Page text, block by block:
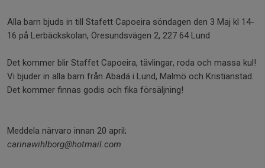
Alla barn bjuds in till Stafett Capoeira söndagen den 3 Maj kl 14-
16 på Lerbäckskolan, Öresundsvägen 2, 227 64 Lund
Det kommer blir Staffet Capoeira, tävlingar, roda och massa kul!
Vi bjuder in alla barn från Abadá i Lund, Malmö och Kristianstad.
Det kommer finnas godis och fika försäljning!
Meddela närvaro innan 20 april;
carinawihlborg@hotmail.com